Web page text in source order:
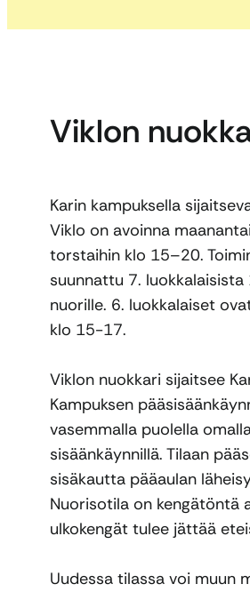
Viklon
Karin kampuksella
Viklo on avoinna
torstaihin klo 15–20.
suunnattu 7.
nuorille. 6. luokkalaiset
klo 15-17.
Viklon nuokkari sijaitsee
Kampuksen
vasemmalla puolella
sisäänkäynnillä. Tilaan
sisäkautta pääaulan
Nuorisotila on kengätöntä
ulkokengät tulee jättää
Uudessa tilassa voi muun